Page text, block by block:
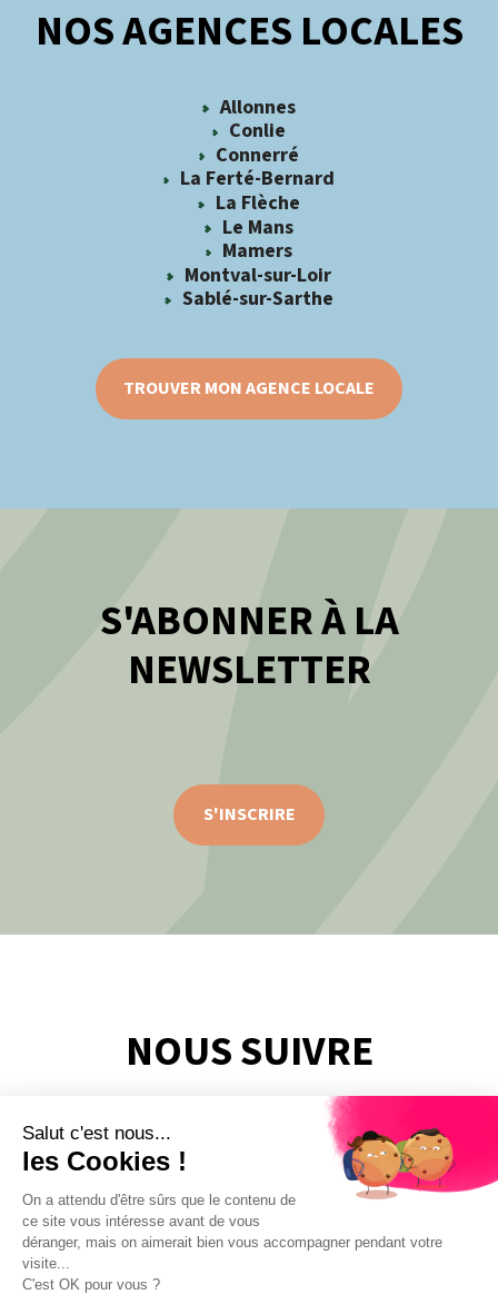
NOS AGENCES LOCALES
Allonnes
Conlie
Connerré
La Ferté-Bernard
La Flèche
Le Mans
Mamers
Montval-sur-Loir
Sablé-sur-Sarthe
TROUVER MON AGENCE LOCALE
S'ABONNER À LA
NEWSLETTER
S'INSCRIRE
NOUS SUIVRE
Salut c'est nous...
les Cookies !
On a attendu d'être sûrs que le contenu de
ce site vous intéresse avant de vous
déranger, mais on aimerait bien vous accompagner pendant votre
visite...
C'est OK pour vous ?